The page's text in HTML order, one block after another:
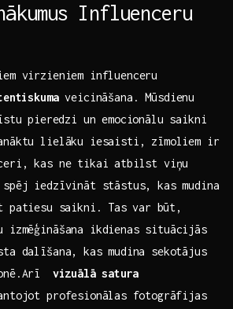
Influenceru
virzieniem influenceru
veicināšana. Mūsdienu
pieredzi un‌ emocionālu saikni
lielāku iesaisti, zīmoliem ⁢ir
kas ne tikai‌ atbilst viņu
iedzīvināt stāstus, kas mudina
patiesu ⁤saikni.⁣ Tas ⁣var būt,
​izmēģināšana ikdienas situācijās
dalīšana, ⁢kas mudina sekotājus
vizuālā⁢ satura
profesionālas ⁣fotogrāfijas⁣